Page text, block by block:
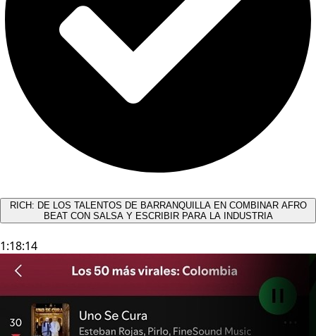
RICH: DE LOS TALENTOS DE BARRANQUILLA EN COMBINAR AFRO
BEAT CON SALSA Y ESCRIBIR PARA LA INDUSTRIA
1:18:14